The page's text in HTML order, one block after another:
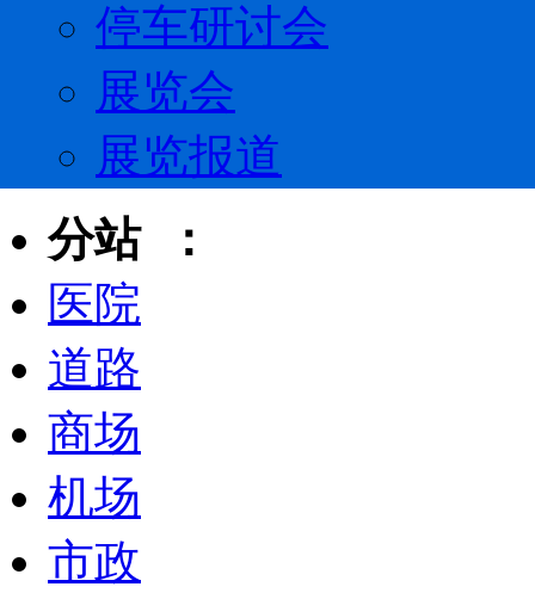
停车研讨会
展览会
展览报道
分站 ：
医院
道路
商场
机场
市政